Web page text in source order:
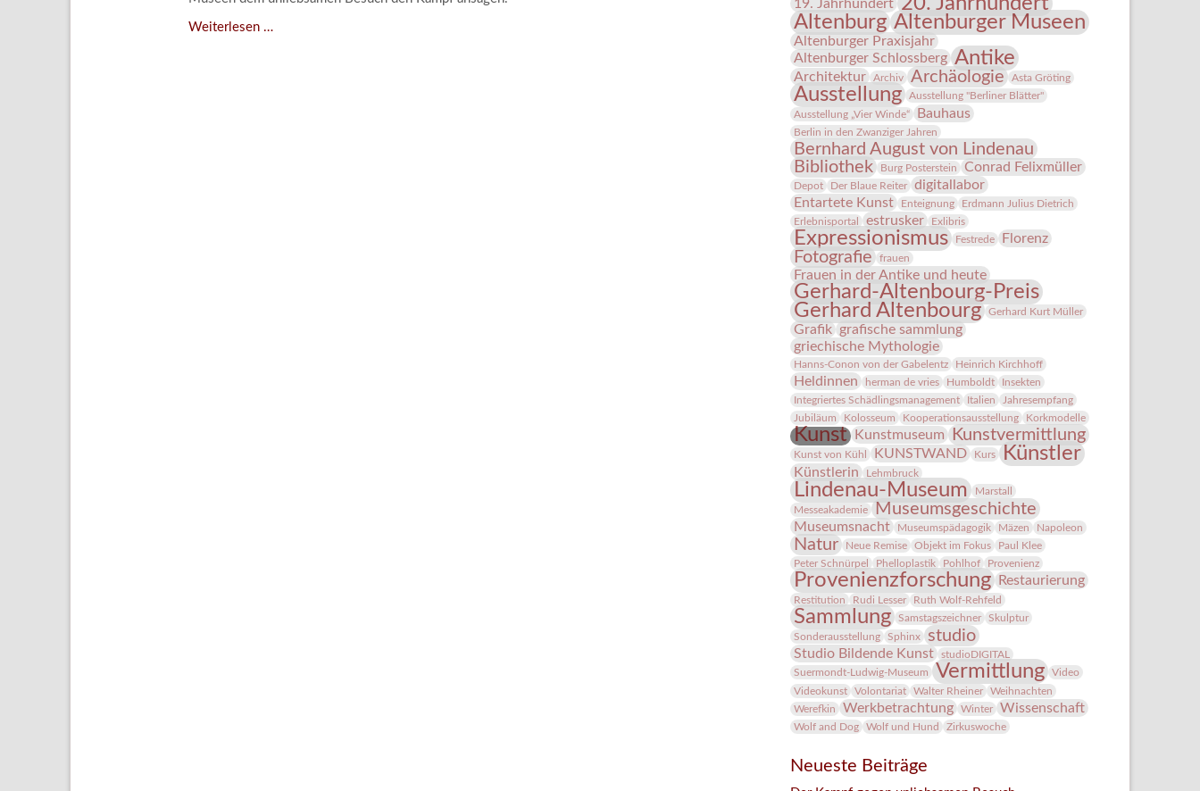
Aktuelle Publikationen
Weiterlesen …Der
19. Jahrhundert
Altenburg Altenburger Museen
Altenburger Praxisjahr
Altenburger Schlossberg Antike
Architektur Archiv Archäologie Asta Gröting
Ausstellung
Ausstellung "Berliner Blätter"
Ausstellung „Vier Winde“
Bauhaus
Berlin in den Zwanziger Jahren
Bernhard August von Lindenau
Bibliothek
Burg Posterstein Conrad Felixmüller
Depot Der Blaue Reiter
digitallabor
Entartete Kunst
Enteignung
Erdmann Julius Dietrich
Erlebnisportal
estrusker Exlibris
Expressionismus Festrede Florenz
Fotografie frauen
Frauen in der Antike und heute
Gerhard-Altenbourg-Preis
Gerhard Altenbourg
Gerhard Kurt Müller
Grafik grafische sammlung
griechische Mythologie
Hanns-Conon von der Gabelentz Heinrich Kirchhoff
Heldinnen herman de vries Humboldt
Insekten
Integriertes Schädlingsmanagement
Italien
Jahresempfang
Jubiläum
Kolosseum Kooperationsausstellung Korkmodelle
Kunst Kunstmuseum Kunstvermittlung
Kunst von Kühl KUNSTWAND Kurs Künstler
Künstlerin Lehmbruck
Lindenau-Museum
Marstall
Messeakademie
Museumsgeschichte
Museumsnacht Museumspädagogik Mäzen Napoleon
Natur Neue Remise Objekt im Fokus
Paul Klee
Peter Schnürpel
Phelloplastik Pohlhof Provenienz
Provenienzforschung Restaurierung
Restitution Rudi Lesser Ruth Wolf-Rehfeld
Sammlung Samstagszeichner
Skulptur
Sonderausstellung
Sphinx studio
Studio Bildende Kunst
studioDIGITAL
Suermondt-Ludwig-Museum
Vermittlung
Video
Videokunst
Volontariat Walter Rheiner
Weihnachten
Werefkin
Werkbetrachtung Winter Wissenschaft
Wolf and Dog Wolf und Hund Zirkuswoche
Neueste Beiträge